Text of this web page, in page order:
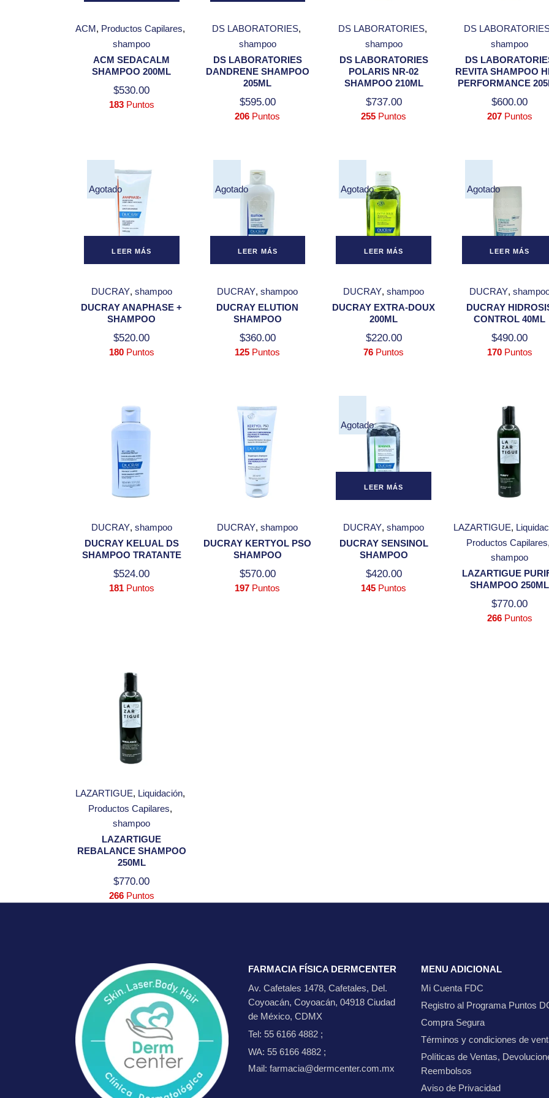
Reembolsos
Aviso de
Privacidad
ACM Productos Capilares
shampoo
ACM SEDACALM
SHAMPOO 200ML
$530.00
183Puntos
DS LABORATORIES
shampoo
DS LABORATORIES
DANDRENE SHAMPOO
205ML
$595.00
206 Puntos
DS LABORATORIES
shampoo
DS LABORATORIES
POLARIS NR-02
SHAMPOO 210ML
$737.00
255 Puntos
DS
shampoo
DS
REVITA SHAMPOO
PERFORMANCE
$600.00
207Puntos
Agotado
LEER MÁS
DUCRAY shampoo
DUCRAY ANAPHASE +
SHAMPOO
$520.00
180Puntos
Agotado
LEER MÁS
DUCRAY shampoo
DUCRAY ELUTION
SHAMPOO
$360.00
125 Puntos
Agotado
LEER MÁS
DUCRAY shampoo
DUCRAY EXTRA-DOUX
200ML
$220.00
76 Puntos
Agotado
LEER MÁS
DUCRAY
DUCRAY
CONTROL 40ML
$490.00
170Puntos
DUCRAY shampoo
DUCRAY KELUAL DS
SHAMPOO TRATANTE
$524.00
181Puntos
DUCRAY shampoo
DUCRAY KERTYOL PSO
SHAMPOO
$570.00
197 Puntos
Agotado
LEER MÁS
DUCRAY shampoo
DUCRAY SENSINOL
SHAMPOO
$420.00
145 Puntos
LAZARTIGUE
Productos Capilares
shampoo
LAZARTIGUE
SHAMPOO 250ML
$770.00
266Puntos
LAZARTIGUE Liquidación
Productos Capilares
shampoo
LAZARTIGUE
REBALANCE SHAMPOO
250ML
$770.00
266Puntos
FARMACIA FÍSICA DERMCENTER
Av. Cafetales 1478, Cafetales, Del.
Coyoacán, Coyoacán, 04918 Ciudad
de México, CDMX
Tel: 55 6166 4882 ;
WA: 55 6166 4882 ;
Mail: farmacia@dermcenter.com.mx
MENU ADICIONAL
Mi Cuenta FDC
Registro al Programa Puntos
Compra Segura
Términos y condiciones de
Políticas de Ventas,
Reembolsos
Aviso de Privacidad